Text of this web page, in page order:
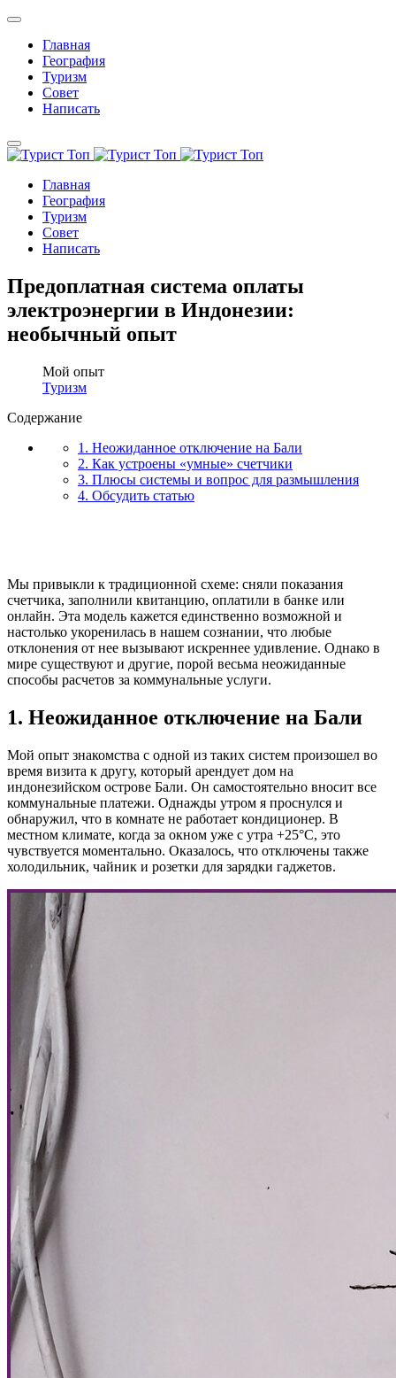
Главная
География
Туризм
Совет
Написать
Главная
География
Туризм
Совет
Написать
Предоплатная система оплаты
электроэнергии в Индонезии:
необычный опыт
Мой опыт
Туризм
Содержание
1. Неожиданное отключение на Бали
2. Как устроены «умные» счетчики
3. Плюсы системы и вопрос для размышления
4. Обсудить статью
Мы привыкли к традиционной схеме: сняли показания
счетчика, заполнили квитанцию, оплатили в банке или
онлайн. Эта модель кажется единственно возможной и
настолько укоренилась в нашем сознании, что любые
отклонения от нее вызывают искреннее удивление. Однако в
мире существуют и другие, порой весьма неожиданные
способы расчетов за коммунальные услуги.
1. Неожиданное отключение на Бали
Мой опыт знакомства с одной из таких систем произошел во
время визита к другу, который арендует дом на
индонезийском острове Бали. Он самостоятельно вносит все
коммунальные платежи. Однажды утром я проснулся и
обнаружил, что в комнате не работает кондиционер. В
местном климате, когда за окном уже с утра +25°C, это
чувствуется моментально. Оказалось, что отключены также
холодильник, чайник и розетки для зарядки гаджетов.